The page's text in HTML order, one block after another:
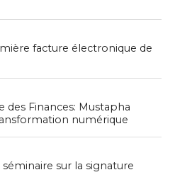
facture électronique de
Finances: Mustapha
numérique
sur la signature